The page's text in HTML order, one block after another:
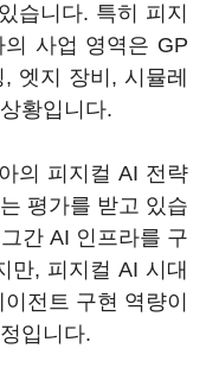
습니다. 특히 피지
사업 영역은 GP
엣지 장비, 시뮬레
황입니다.
의 피지컬 AI 전략
평가를 받고 있습
간 AI 인프라를 구
만, 피지컬 AI 시대
전트 구현 역량이
입니다.